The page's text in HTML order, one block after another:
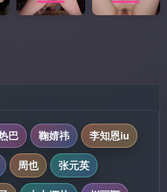
巴 鞠婧祎
李知恩iu
周也
张元英